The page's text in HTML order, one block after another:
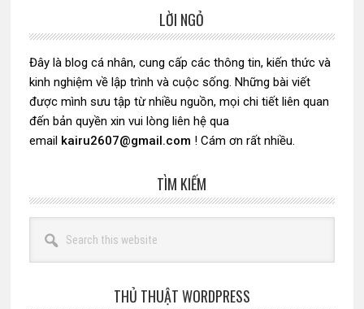
chính
LỜI NGỎ
Đây là blog cá nhân, cung cấp các thông tin, kiến thức và
kinh nghiệm về lập trình và cuộc sống. Những bài viết
được mình sưu tập từ nhiều nguồn, mọi chi tiết liên quan
đến bản quyền xin vui lòng liên hệ qua
email kairu2607@gmail.com ! Cám ơn rất nhiều.
TÌM KIẾM
this
website
THỦ THUẬT WORDPRESS